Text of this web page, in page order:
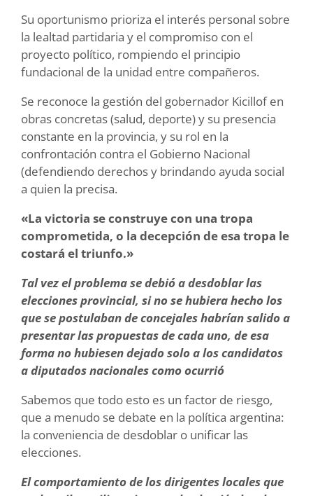
Su oportunismo prioriza el interés personal sobre
la lealtad partidaria y el compromiso con el
proyecto político, rompiendo el principio
fundacional de la unidad entre compañeros.
Se reconoce la gestión del gobernador Kicillof en
obras concretas (salud, deporte) y su presencia
constante en la provincia, y su rol en la
confrontación contra el Gobierno Nacional
(defendiendo derechos y brindando ayuda social
a quien la precisa.
«La victoria se construye con una tropa
comprometida, o la decepción de esa tropa le
costará el triunfo.»
Tal vez el problema se debió a desdoblar las
elecciones provincial, si no se hubiera hecho los
que se postulaban de concejales habrían salido a
presentar las propuestas de cada uno, de esa
forma no hubiesen dejado solo a los candidatos
a diputados nacionales como ocurrió
Sabemos que todo esto es un factor de riesgo,
que a menudo se debate en la política argentina:
la conveniencia de desdoblar o unificar las
elecciones.
El comportamiento de los dirigentes locales que